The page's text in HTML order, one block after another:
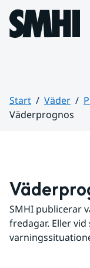
Hoppa till sidans
Start Väder
Väderprognos
SMHI publicerar
fredagar. Eller